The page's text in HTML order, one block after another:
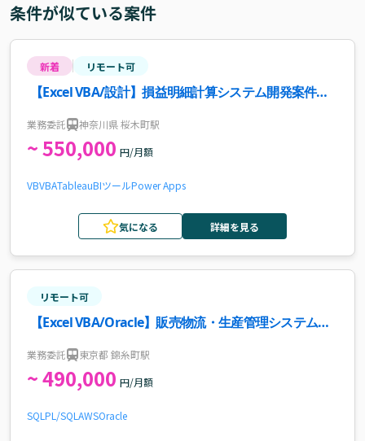
条件が似ている案件
新着 リモート可
【Excel VBA/設計】損益明細計算システム開発案件・
業務委託 神奈川県 桜木町駅
~ 550,000 円/月額
VBVBATableauBIツールPower Apps
気になる 詳細を見る
リモート可
【Excel VBA/Oracle】販売物流・生産管理システム運
業務委託 東京都 錦糸町駅
~ 490,000 円/月額
SQL PL/SQL AWSOracle